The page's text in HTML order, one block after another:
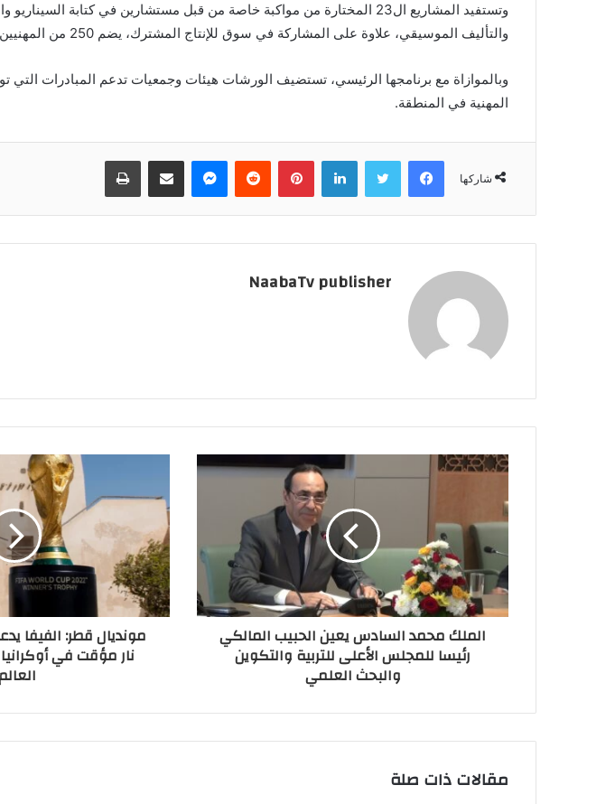
وتستفيد المشاريع ال23 المختارة من مواكبة خاصة من قبل مستشارين في كتابة
والتأليف الموسيقي، علاوة على المشاركة في سوق للإنتاج المشترك، يضم 250 من المهنيين الدوليين المعتمدين.
وبالموازاة مع برنامجها الرئيسي، تستضيف الورشات هيئات وجمعيات تدعم المبادرات
المهنية في المنطقة.
شاركها
فيسبوك لينكدإن بينتيريست
NaabaTv publisher
الملك محمد السادس يعين الحبيب المالكي
رئيسا للمجلس الأعلى للتربية والتكوين
والبحث العلمي
مونديال قطر: الفيفا
نار مؤقت في
مقالات ذات صلة